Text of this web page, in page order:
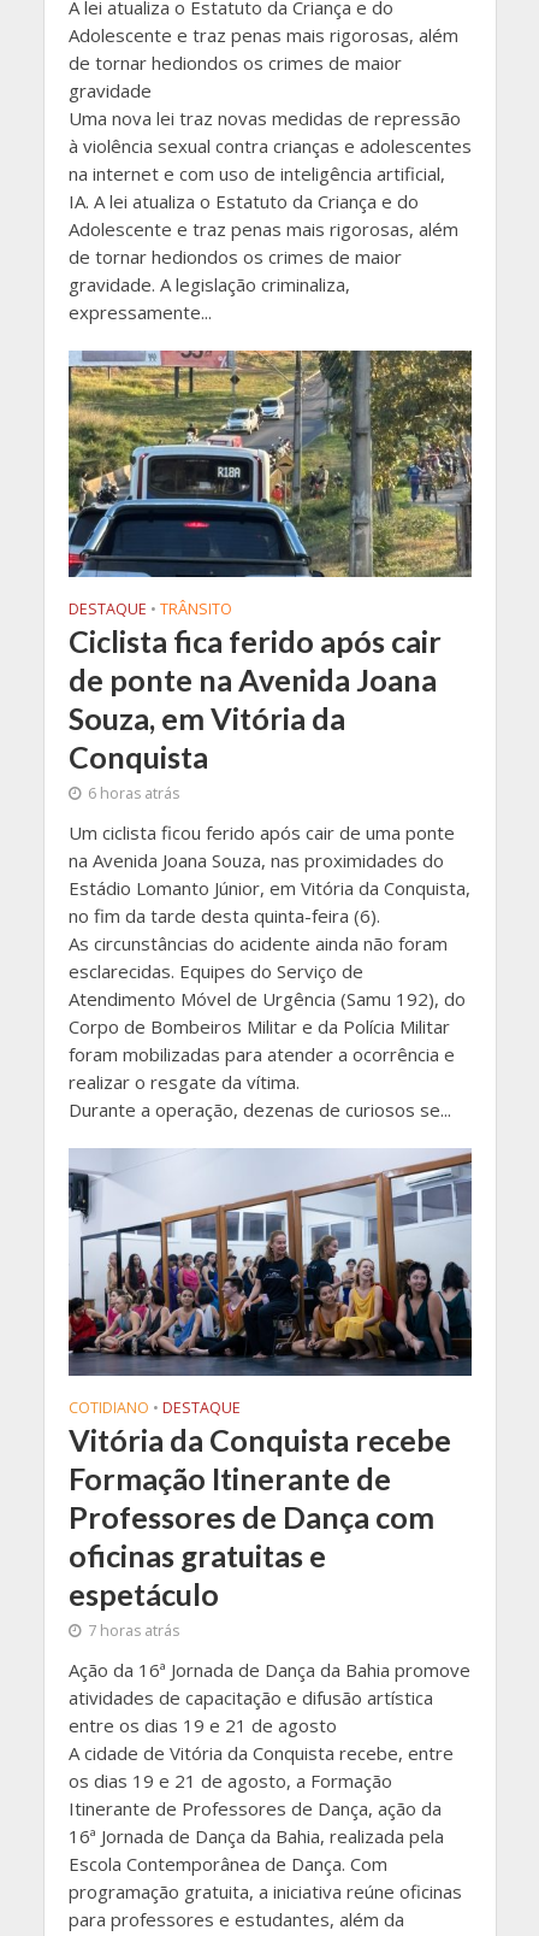
A lei atualiza o Estatuto da Criança e do
Adolescente e traz penas mais rigorosas, além
de tornar hediondos os crimes de maior
gravidade
Uma nova lei traz novas medidas de repressão
à violência sexual contra crianças e adolescentes
na internet e com uso de inteligência artificial,
IA. A lei atualiza o Estatuto da Criança e do
Adolescente e traz penas mais rigorosas, além
de tornar hediondos os crimes de maior
gravidade. A legislação criminaliza,
expressamente...
DESTAQUE • TRÂNSITO
Ciclista fica ferido após cair
de ponte na Avenida Joana
Souza, em Vitória da
Conquista
6 horas atrás
Um ciclista ficou ferido após cair de uma ponte
na Avenida Joana Souza, nas proximidades do
Estádio Lomanto Júnior, em Vitória da Conquista,
no fim da tarde desta quinta-feira (6).
As circunstâncias do acidente ainda não foram
esclarecidas. Equipes do Serviço de
Atendimento Móvel de Urgência (Samu 192), do
Corpo de Bombeiros Militar e da Polícia Militar
foram mobilizadas para atender a ocorrência e
realizar o resgate da vítima.
Durante a operação, dezenas de curiosos se...
COTIDIANO • DESTAQUE
Vitória da Conquista recebe
Formação Itinerante de
Professores de Dança com
oficinas gratuitas e
espetáculo
7 horas atrás
Ação da 16ª Jornada de Dança da Bahia promove
atividades de capacitação e difusão artística
entre os dias 19 e 21 de agosto
A cidade de Vitória da Conquista recebe, entre
os dias 19 e 21 de agosto, a Formação
Itinerante de Professores de Dança, ação da
16ª Jornada de Dança da Bahia, realizada pela
Escola Contemporânea de Dança. Com
programação gratuita, a iniciativa reúne oficinas
para professores e estudantes, além da